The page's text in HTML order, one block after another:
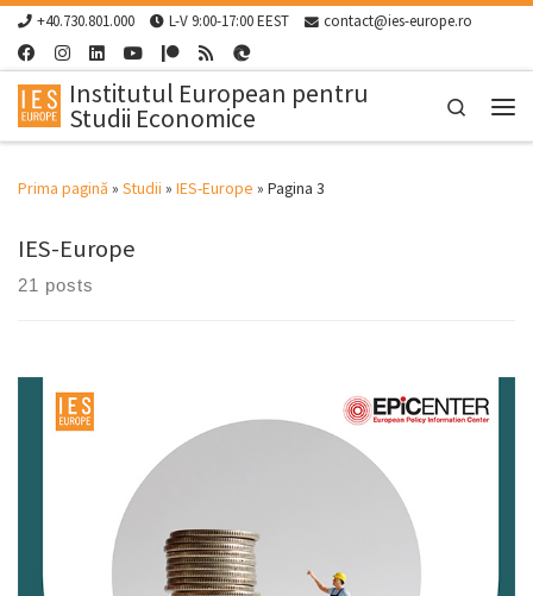
Skip to content
+40.730.801.000 L-V 9:00-17:00 EEST contact@ies-europe.ro
Institutul European pentru
Studii Economice
Search
Prima pagină » Studii » IES-Europe » Pagina 3
IES-Europe
21 posts